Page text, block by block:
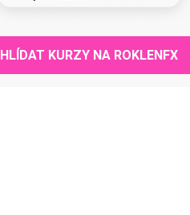
HLÍDAT KURZY NA ROKLENFX